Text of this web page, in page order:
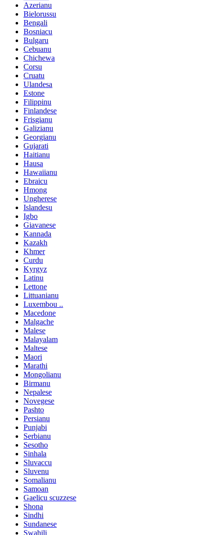
Azerianu
Bielorussu
Bengali
Bosniacu
Bulgaru
Cebuanu
Chichewa
Corsu
Cruatu
Ulandesa
Estone
Filippinu
Finlandese
Frisgianu
Galizianu
Georgianu
Gujarati
Haitianu
Hausa
Hawaiianu
Ebraicu
Hmong
Ungherese
Islandesu
Igbo
Giavanese
Kannada
Kazakh
Khmer
Curdu
Kyrgyz
Latinu
Lettone
Littuanianu
Luxembou ..
Macedone
Malgache
Malese
Malayalam
Maltese
Maori
Marathi
Mongolianu
Birmanu
Nepalese
Novegese
Pashto
Persianu
Punjabi
Serbianu
Sesotho
Sinhala
Sluvaccu
Sluvenu
Somalianu
Samoan
Gaelicu scuzzese
Shona
Sindhi
Sundanese
Swahili